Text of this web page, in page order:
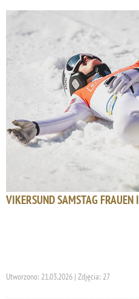
VIKERSUND SAMSTAG FRAUEN I
Utworzono: 21.03.2026 | Zdjęcia: 27